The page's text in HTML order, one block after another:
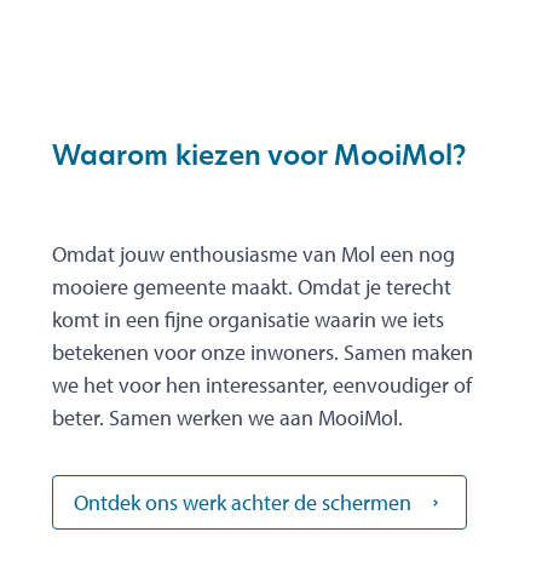
Waarom kiezen voor MooiMol?
Omdat jouw enthousiasme van Mol een nog
mooiere gemeente maakt. Omdat je terecht
komt in een fijne organisatie waarin we iets
betekenen voor onze inwoners. Samen maken
we het voor hen interessanter, eenvoudiger of
beter. Samen werken we aan MooiMol.
Ontdek ons werk achter de schermen